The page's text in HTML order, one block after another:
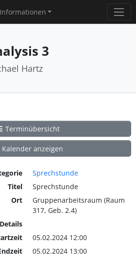
Informationen
3
Hartz
Terminübersicht
Kalender anzeigen
Sprechstunde
Titel
Sprechstunde
Ort
Gruppenarbeitsraum (Raum
317, Geb. 2.4)
Details
05.02.2024 12:00
05.02.2024 13:00